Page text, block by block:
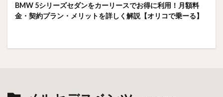
BMW 5シリーズセダンをカーリースでお得に利用！月額料
金・契約プラン・メリットを詳しく解説【オリコで乗ーる】